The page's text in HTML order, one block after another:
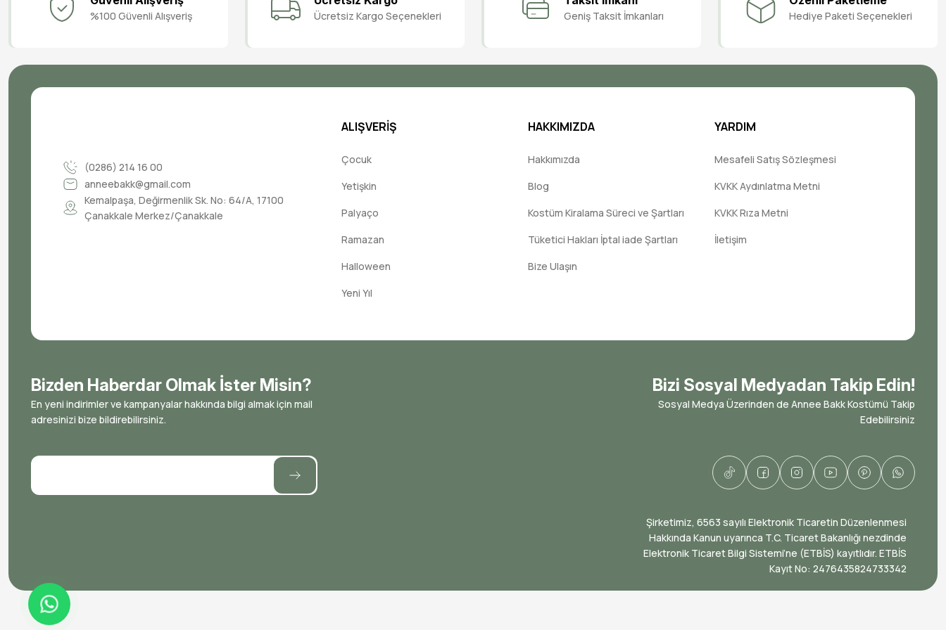
%100 Güvenli Alışveriş Ücretsiz Kargo Seçenekleri Geniş Taksit İmkanları Hediye Paketi Seçenekleri
(0286) 214 16 00
anneebakk@gmail.com
Kemalpaşa, Değirmenlik Sk. No: 64/A, 17100
Çanakkale Merkez/Çanakkale
ALIŞVERİŞ
Çocuk
Yetişkin
Palyaço
Ramazan
Halloween
Yeni Yıl
HAKKIMIZDA
Hakkımızda
Blog
Kostüm Kiralama Süreci ve Şartları
Tüketici Hakları İptal iade Şartları
Bize Ulaşın
YARDIM
Mesafeli Satış Sözleşmesi
KVKK Aydınlatma Metni
KVKK Rıza Metni
İletişim
Bizden Haberdar Olmak İster Misin?
En yeni indirimler ve kampanyalar hakkında bilgi almak için mail
adresinizi bize bildirebilirsiniz.
Bizi Sosyal Medyadan Takip Edin!
Sosyal Medya Üzerinden de Annee Bakk Kostümü Takip
Edebilirsiniz
​Şirketimiz, 6563 sayılı Elektronik Ticaretin Düzenlenmesi
Hakkında Kanun uyarınca T.C. Ticaret Bakanlığı nezdinde
Elektronik Ticaret Bilgi Sistemi’ne (ETBİS) kayıtlıdır. ETBİS
Kayıt No: ​2476435824733342